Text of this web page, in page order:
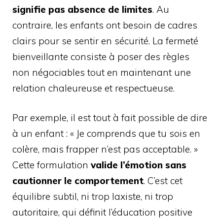
signifie pas absence de limites. Au
contraire, les enfants ont besoin de cadres
clairs pour se sentir en sécurité. La fermeté
bienveillante consiste à poser des règles
non négociables tout en maintenant une
relation chaleureuse et respectueuse.
Par exemple, il est tout à fait possible de dire
à un enfant : « Je comprends que tu sois en
colère, mais frapper n’est pas acceptable. »
Cette formulation valide l’émotion sans
cautionner le comportement. C’est cet
équilibre subtil, ni trop laxiste, ni trop
autoritaire, qui définit l’éducation positive